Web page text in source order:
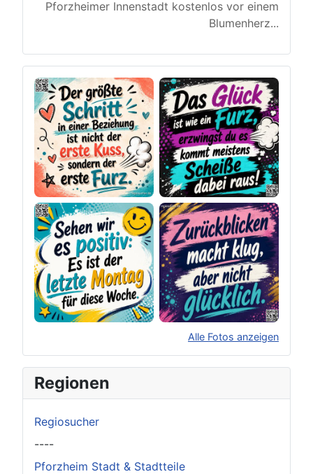
Pforzheimer Innenstadt kostenlos vor einem
Blumenherz...
Alle Fotos anzeigen
Original herunterladen
Regionen
Regiosucher
----
Pforzheim Stadt & Stadtteile